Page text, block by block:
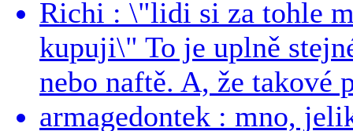
Richi : \"lidi si za tohle
kupuji\" To je uplně
nebo naftě. A, že takové
armagedontek : mno,